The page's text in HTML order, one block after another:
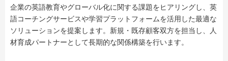
企業の英語教育やグローバル化に関する課題をヒアリングし、英
語コーチングサービスや学習プラットフォームを活用した最適な
ソリューションを提案します。新規・既存顧客双方を担当し、人
材育成パートナーとして長期的な関係構築を行います。